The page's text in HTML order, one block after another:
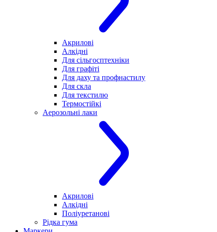
Акрилові
Алкідні
Для cільгосптехніки
Для графіті
Для даху та профнастилу
Для скла
Для текстилю
Термостійкі
Аерозольні лаки
Акрилові
Алкідні
Поліуретанові
Рідка гума